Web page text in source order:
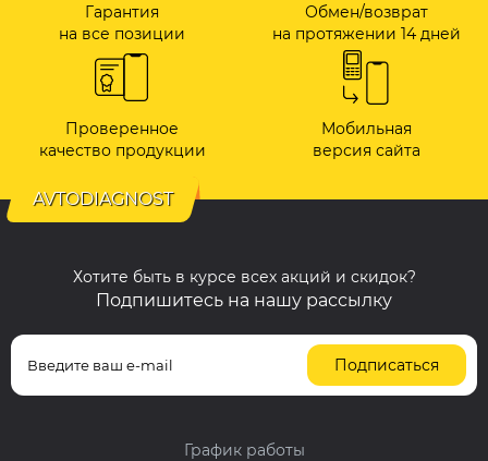
Гарантия
на все позиции
Обмен/возврат
на протяжении 14 дней
Проверенное
качество продукции
Мобильная
версия сайта
AVTODIAGNOST
Хотите быть в курсе всех акций и скидок?
Подпишитесь на нашу рассылку
Подписаться
График работы